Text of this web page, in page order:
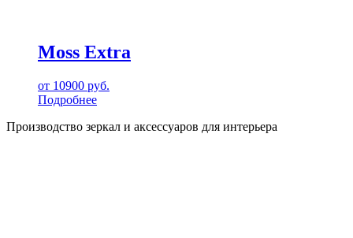
Moss Extra
от 10900 руб.
Подробнее
Производство зеркал и аксессуаров для интерьера